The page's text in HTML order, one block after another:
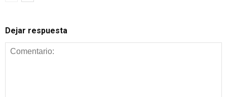
Dejar respuesta